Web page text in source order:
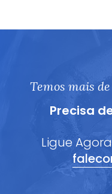
Temos mais
Precisa
Ligue Agora